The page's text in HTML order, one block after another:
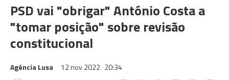
PSD vai "obrigar" António Costa a
"tomar posição" sobre revisão
constitucional
Agência Lusa 12 nov 2022 20:34